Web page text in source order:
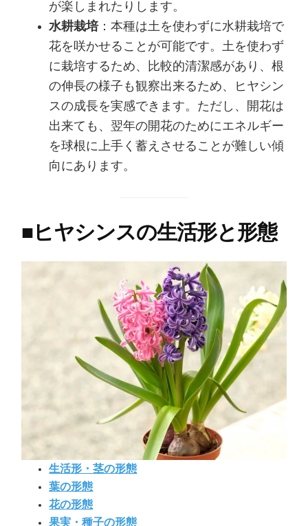
が楽しまれたりします。
水耕栽培：本種は土を使わずに水耕栽培で
花を咲かせることが可能です。土を使わず
に栽培するため、比較的清潔感があり、根
の伸長の様子も観察出来るため、ヒヤシン
スの成長を実感できます。ただし、開花は
出来ても、翌年の開花のためにエネルギー
を球根に上手く蓄えさせることが難しい傾
向にあります。
■ヒヤシンスの生活形と形態
生活形・茎の形態
葉の形態
花の形態
果実・種子の形態